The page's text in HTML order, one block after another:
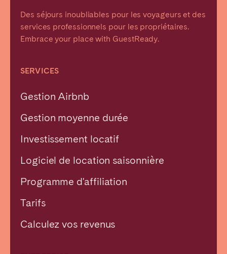
Des séjours inoubliables pour les voyageurs et des
services professionnels pour les propriétaires.
Embrace your place with GuestReady.
SERVICES
Gestion Airbnb
Gestion moyenne durée
Investissement locatif
Logiciel de location saisonnière
Programme d'affiliation
Tarifs
Calculez vos revenus